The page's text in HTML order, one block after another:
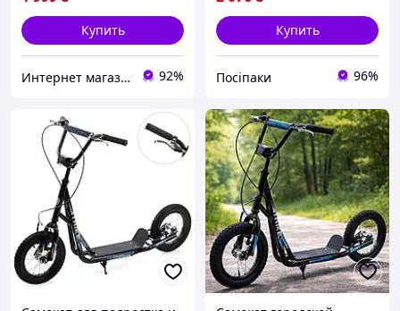
Купить
Интернет магазин детских товаров и товаров для дома "Твой Киндер" 92%
Купить
Посіпаки 96%